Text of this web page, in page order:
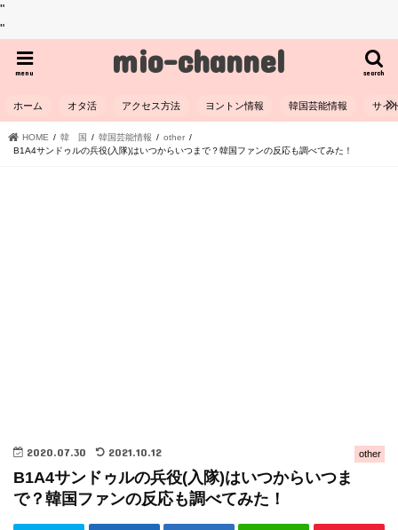
"
"
mio-channel search
menu
ホーム オタ活 アクセス方法 ヨントン情報 韓国芸能情報 サイ
HOME 韓 国 韓国芸能情報
other
B1A4サンドゥルの兵役(入隊)はいつからいつまで？韓国ファンの反応も調べてみた！
other
2020.07.30 2021.10.12
B1A4サンドゥルの兵役(入隊)はいつからいつま
で？韓国ファンの反応も調べてみた！